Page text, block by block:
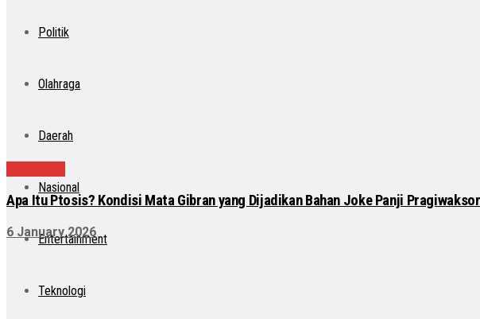
Politik
Olahraga
Daerah
Nasional
Entertainment
Teknologi
Apa Itu Ptosis? Kondisi Mata Gibran yang Dijadikan Bahan Joke Panji
6 January 2026